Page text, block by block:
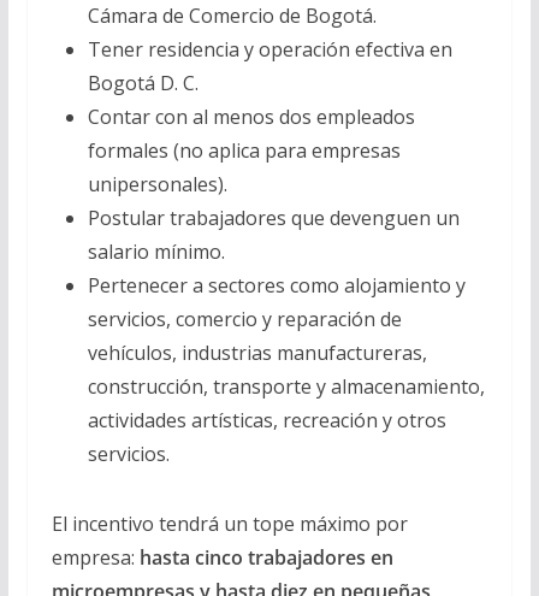
Cámara de Comercio de Bogotá.
Tener residencia y operación efectiva en
Bogotá D. C.
Contar con al menos dos empleados
formales (no aplica para empresas
unipersonales).
Postular trabajadores que devenguen un
salario mínimo.
Pertenecer a sectores como alojamiento y
servicios, comercio y reparación de
vehículos, industrias manufactureras,
construcción, transporte y almacenamiento,
actividades artísticas, recreación y otros
servicios.
El incentivo tendrá un tope máximo por
empresa: hasta cinco trabajadores en